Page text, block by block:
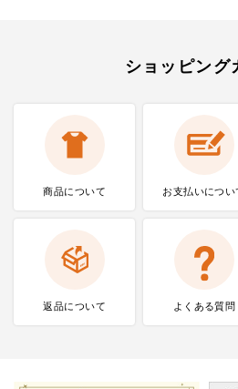
ショッピング
商品について お支払いについ
返品について よくある質問